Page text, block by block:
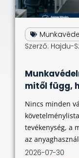
Szerző: Hajdu-
mitől függ,
Nincs minden
tevékenység, a
az
2026-07-30